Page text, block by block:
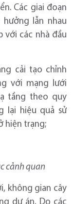
Các giai đoạn
lẫn nhau
với các nhà đầu
cải tạo chỉnh
với mạng lưới
tầng theo quy
lại hiệu quả sử
hiện trạng;
cảnh quan
không gian cây